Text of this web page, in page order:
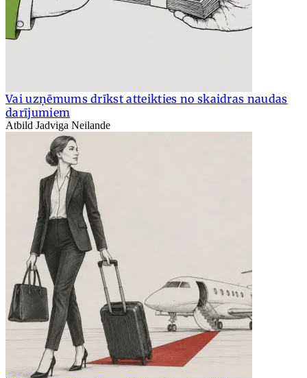
Vai uzņēmums drīkst atteikties no skaidras naudas
darījumiem
Atbild Jadviga Neilande